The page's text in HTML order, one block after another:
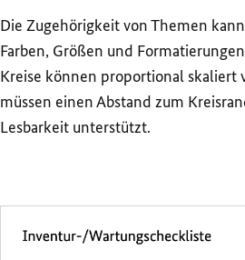
Die Zugehörigkeit von Themen
Farben, Größen und
Kreise können proportional skaliert
müssen einen Abstand zum
Lesbarkeit unterstützt.